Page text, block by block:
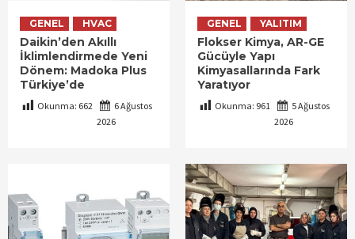
GENEL HVAC
Daikin’den Akıllı
İklimlendirmede Yeni
Dönem: Madoka Plus
Türkiye’de
Okunma: 662
6 Ağustos
2026
GENEL YALITIM
Flokser Kimya, AR-GE
Gücüyle Yapı
Kimyasallarında Fark
Yaratıyor
Okunma: 961
5 Ağustos
2026